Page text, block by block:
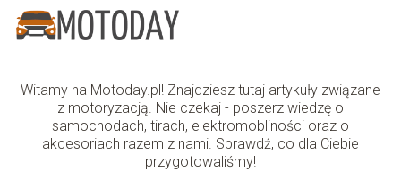
Witamy na Motoday.pl! Znajdziesz tutaj artykuły związane
z motoryzacją. Nie czekaj - poszerz wiedzę o
samochodach, tirach, elektromobliności oraz o
akcesoriach razem z nami. Sprawdź, co dla Ciebie
przygotowaliśmy!